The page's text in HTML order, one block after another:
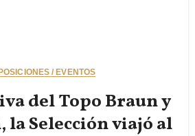
/ EVENTOS
del Topo Braun y
la Selección viajó al